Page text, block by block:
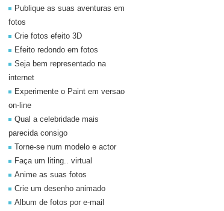
Publique as suas aventuras em
fotos
Crie fotos efeito 3D
Efeito redondo em fotos
Seja bem representado na
internet
Experimente o Paint em versao
on-line
Qual a celebridade mais
parecida consigo
Torne-se num modelo e actor
Faça um liting.. virtual
Anime as suas fotos
Crie um desenho animado
Album de fotos por e-mail